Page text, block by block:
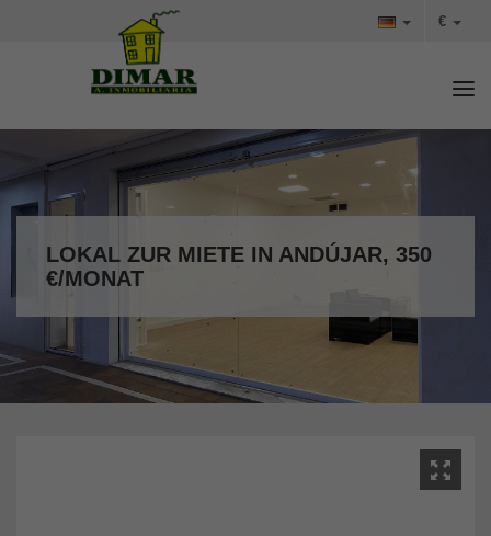
€
LOKAL ZUR MIETE IN ANDÚJAR, 350
€/MONAT